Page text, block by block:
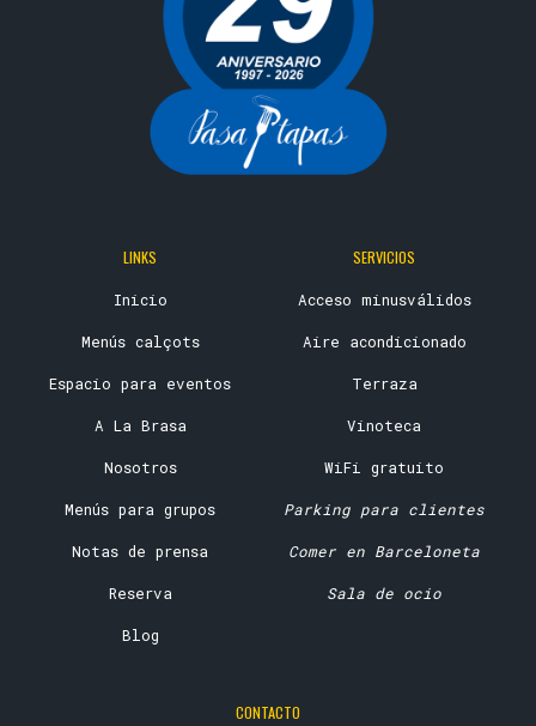
LINKS
Inicio
Menús calçots
Espacio para eventos
A La Brasa
Nosotros
Menús para grupos
Notas de prensa
Reserva
Blog
SERVICIOS
Acceso minusválidos
Aire acondicionado
Terraza
Vinoteca
WiFi gratuito
Parking para clientes
Comer en Barceloneta
Sala de ocio
CONTACTO